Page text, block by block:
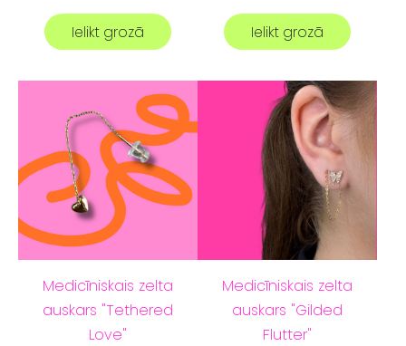
Ielikt grozā Ielikt grozā
Medicīniskais zelta
auskars "Tethered
Love"
Medicīniskais zelta
auskars "Gilded
Flutter"